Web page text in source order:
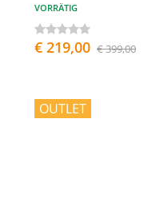
VORRÄTIG
€ 219,00 € 399,00
OUTLET